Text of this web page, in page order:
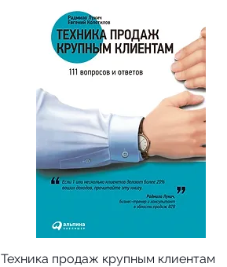
Техника продаж крупным клиентам